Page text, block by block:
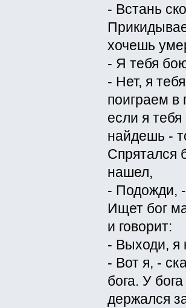
- Встань
хочешь
- Я тебя
- Нет, я
поиграем в
если я
найдешь -
Спрятался
нашел,
- Подожди,
Ищет бог
и говорит:
- Выходи, я
- Вот я, -
бога. У
держался